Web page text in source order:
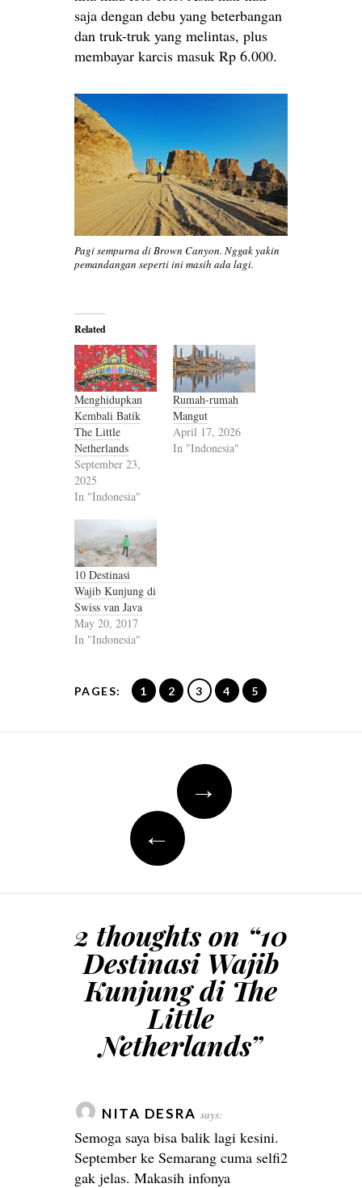
saja dengan debu yang beterbangan
dan truk-truk yang melintas, plus
membayar karcis masuk Rp 6.000.
Pagi sempurna di Brown Canyon. Nggak yakin
pemandangan seperti ini masih ada lagi.
Related
Menghidupkan
Kembali Batik
The Little
Netherlands
September 23,
2025
In "Indonesia"
Rumah-rumah
Mangut
April 17, 2026
In "Indonesia"
10 Destinasi
Wajib Kunjung di
Swiss van Java
May 20, 2017
In "Indonesia"
PAGES: 1 2 3 4 5
navigation
→
←
2 thoughts on “10
Destinasi Wajib
Kunjung di The
Little
Netherlands”
NITA DESRA says:
Semoga saya bisa balik lagi kesini.
September ke Semarang cuma selfi2
gak jelas. Makasih infonya